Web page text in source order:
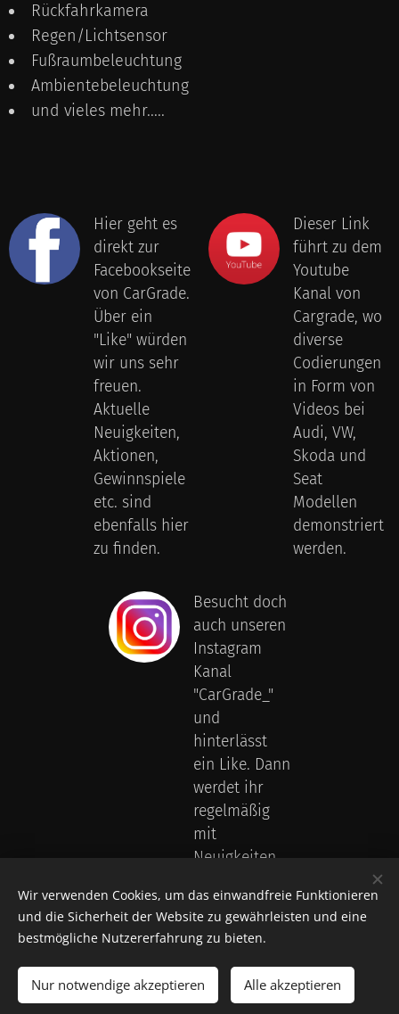
Rückfahrkamera
Regen/Lichtsensor
Fußraumbeleuchtung
Ambientebeleuchtung
und vieles mehr.....
Hier geht es
direkt zur
Facebookseite
von CarGrade.
Über ein
"Like" würden
wir uns sehr
freuen.
Aktuelle
Neuigkeiten,
Aktionen,
Gewinnspiele
etc. sind
ebenfalls hier
zu finden.
Dieser Link
führt zu dem
Youtube
Kanal von
Cargrade, wo
diverse
Codierungen
in Form von
Videos bei
Audi, VW,
Skoda und
Seat
Modellen
demonstriert
werden.
Besucht doch
auch unseren
Instagram
Kanal
"CarGrade_"
und
hinterlässt
ein Like. Dann
werdet ihr
regelmäßig
mit
Neuigkeiten
versorgt.
Cookies
Wir verwenden Cookies, um das einwandfreie Funktionieren
und die Sicherheit der Website zu gewährleisten und eine
bestmögliche Nutzererfahrung zu bieten.
Nur notwendige akzeptieren Alle akzeptieren